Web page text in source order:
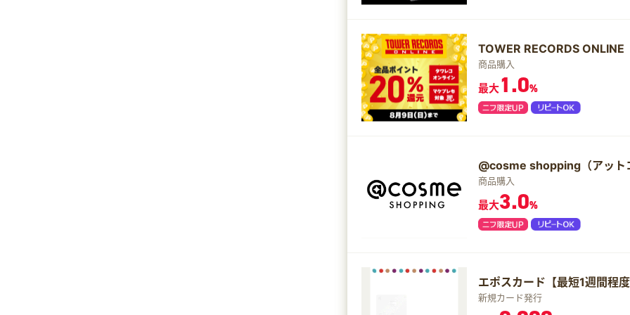
TOWER RECORDS ONLINE
商品購入
最大1.0%
@cosme shopping（アット
商品購入
最大3.0%
エポスカード【最短1週間程
新規カード発行